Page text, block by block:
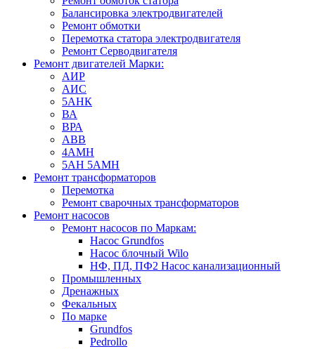
Балансировка электродвигателей
Ремонт обмотки
Перемотка статора электродвигателя
Ремонт Серводвигателя
Ремонт двигателей Марки:
АИР
АИС
5АНК
ВА
ВРА
ABB
4АМН
5АН 5АМН
Ремонт трансформаторов
Перемотка
Ремонт сварочных трансформаторов
Ремонт насосов
Ремонт насосов по Маркам:
Насос Grundfos
Насос блочный Wilo
НФ, ПД, ПФ2 Насос канализационный
Промышленных
Дренажных
Фекальных
По марке
Grundfos
Pedrollo